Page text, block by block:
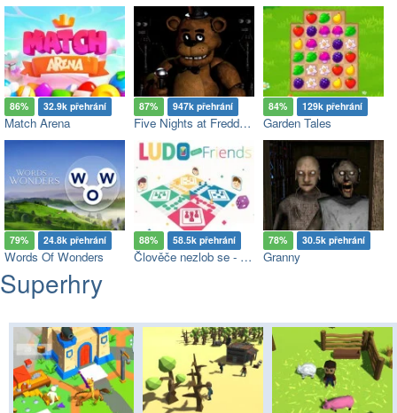
86% 32.9k přehrání
Match Arena
87% 947k přehrání
Five Nights at Freddy's
84% 129k přehrání
Garden Tales
79% 24.8k přehrání
Words Of Wonders
88% 58.5k přehrání
Člověče nezlob se - Multiplayer
78% 30.5k přehrání
Granny
Superhry